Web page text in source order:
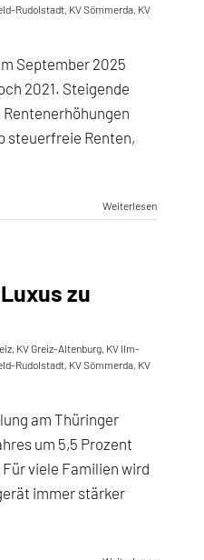
Rudolstadt, KV Sömmerda, KV
September 2025
2021. Steigende
steuerfreie Renten,
Weiterlesen
zu
, KV Greiz-Altenburg, KV Ilm-
Rudolstadt, KV Sömmerda, KV
am Thüringer
um 5,5 Prozent
viele Familien wird
immer stärker